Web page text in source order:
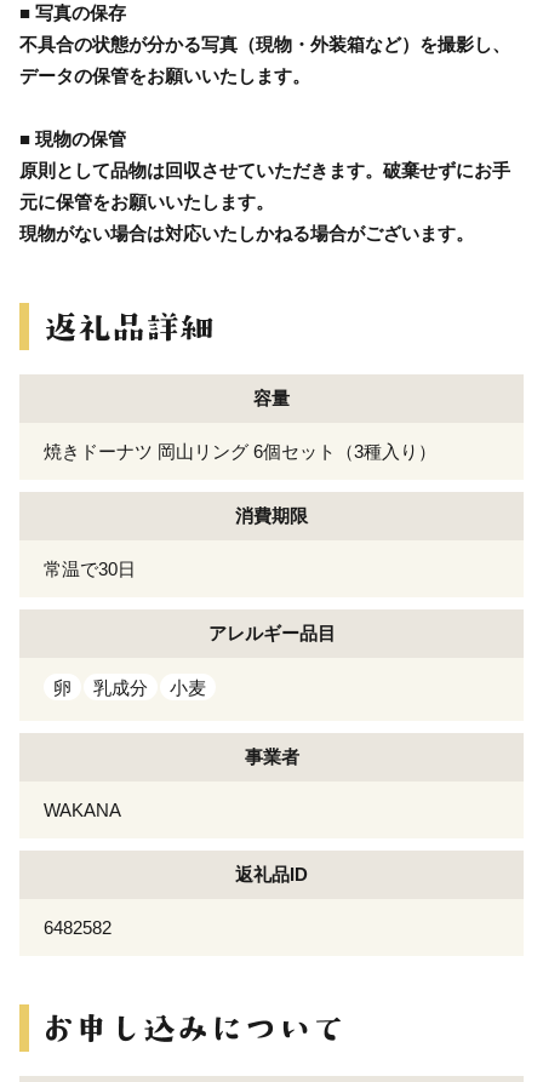
■ 写真の保存
不具合の状態が分かる写真（現物・外装箱など）を撮影し、
データの保管をお願いいたします。
■ 現物の保管
原則として品物は回収させていただきます。破棄せずにお手
元に保管をお願いいたします。
現物がない場合は対応いたしかねる場合がございます。
容量
焼きドーナツ 岡山リング 6個セット（3種入り）
消費期限
常温で30日
アレルギー品目
卵 乳成分 小麦
事業者
WAKANA
返礼品ID
6482582